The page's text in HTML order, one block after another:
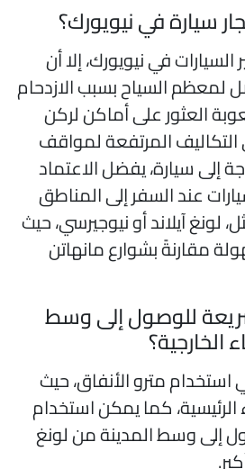
في نيويورك؟
في نيويورك، إلا أن
السياح بسبب الازدحام
العثور على أماكن لركن
المرتفعة لمواقف
إلى سيارة، يفضل الاعتماد
عند السفر إلى المناطق
آيلاند أو نيوجيرسي، حيث
مقارنةً بشوارع مانهاتن
للوصول إلى وسط
مترو الأنفاق، حيث
كما يمكن استخدام
إلى وسط المدينة من لونغ